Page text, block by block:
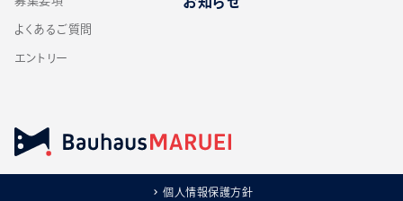
よくあるご質問
エントリー
個人情報保護方針